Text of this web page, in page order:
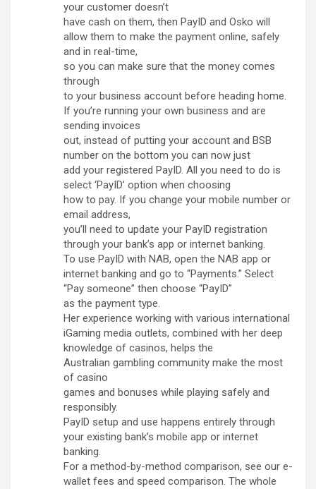
your customer doesn’t
have cash on them, then PayID and Osko will
allow them to make the payment online, safely
and in real-time,
so you can make sure that the money comes
through
to your business account before heading home.
If you’re running your own business and are
sending invoices
out, instead of putting your account and BSB
number on the bottom you can now just
add your registered PayID. All you need to do is
select ‘PayID’ option when choosing
how to pay. If you change your mobile number or
email address,
you’ll need to update your PayID registration
through your bank’s app or internet banking.
To use PayID with NAB, open the NAB app or
internet banking and go to “Payments.” Select
“Pay someone” then choose “PayID”
as the payment type.
Her experience working with various international
iGaming media outlets, combined with her deep
knowledge of casinos, helps the
Australian gambling community make the most
of casino
games and bonuses while playing safely and
responsibly.
PayID setup and use happens entirely through
your existing bank’s mobile app or internet
banking.
For a method-by-method comparison, see our e-
wallet fees and speed comparison. The whole